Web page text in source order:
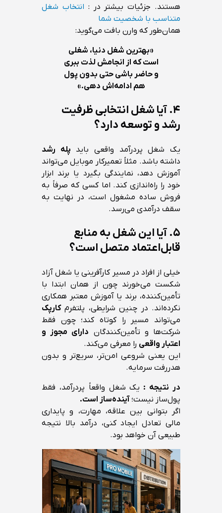
هستند. جزئیات بیشتر در : انتخاب شغل
متناسب با شخصیت شما
همان‌طور که وارن بافت می‌گوید:
«بهترین شغل دنیا، شغلی
است که از انجامش لذت ببری
و حاضر باشی حتی بدون پول
هم ادامه‌اش دهی.»
۴. آیا شغل انتخابی ظرفیت
رشد و توسعه دارد؟
یک شغل پردرآمد واقعی باید پله رشد
داشته باشد. مثلاً تعمیرکار موبایل می‌تواند
آموزش دهد، نمایندگی بگیرد یا برند ابزار
خود را راه‌اندازی کند. اما کسی که صرفاً به
فروش ساده مشغول است، در نهایت به
سقف درآمدی می‌رسد.
۵. آیا این شغل به منابع
قابل‌اعتماد متصل است؟
خیلی از افراد در مسیر کارآفرینی یا شغل آزاد
شکست می‌خورند چون از همان ابتدا با
تأمین‌کننده، برند یا آموزش معتبر همکاری
نکرده‌اند. در چنین شرایطی، پلتفرمکارپک
می‌تواند مسیر را کوتاه کند؛ چون فقط
شرکت‌ها و تأمین‌کنندگان دارای مجوز و
اعتبار واقعی را معرفی می‌کند.
این یعنی شروعی امن‌تر، سریع‌تر و بدون
هدررفت سرمایه.
در نتیجه : یک شغل واقعاً پردرآمد، فقط
پول‌ساز نیست؛آینده‌ساز است.
اگر بتوانی بین علاقه، مهارت، و پایداری
مالی تعادل ایجاد کنی، درآمد بالا نتیجه
طبیعی آن خواهد بود.